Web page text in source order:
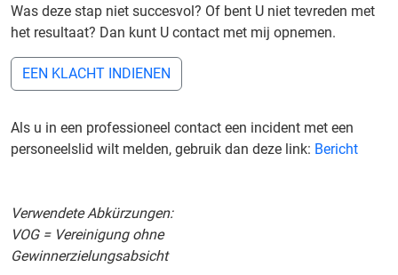
Was deze stap niet succesvol? Of bent U niet tevreden met
het resultaat? Dan kunt U contact met mij opnemen.
EEN KLACHT INDIENEN
Als u in een professioneel contact een incident met een
personeelslid wilt melden, gebruik dan deze link: Bericht
Verwendete Abkürzungen:
VOG = Vereinigung ohne
Gewinnerzielungsabsicht